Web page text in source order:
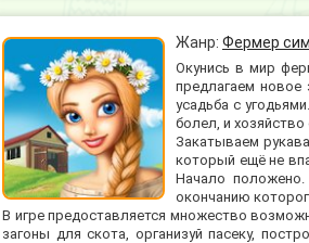
Жанр: Фермер
Окунись в мир
предлагаем
усадьба с
болел, и
Закатываем
который ещё не
Начало положено.
окончанию
В игре предоставляется множество
загоны для скота, организуй пасеку,